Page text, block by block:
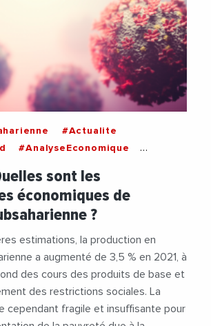
#Actualite
#AnalyseEconomique
#CriseSanitaire
#CroissanceEconomique
#Ethiopie
#Niger
#Nigeria
#Tchad #Tourisme
sont les
économiques de
?
estimations, la production en
a augmenté de 3,5 % en 2021, à
des cours des produits de base et
des restrictions sociales. La
cependant fragile et insuffisante pour